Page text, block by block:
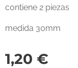
contiene 2 piezas
medida 30mm
1,20 €